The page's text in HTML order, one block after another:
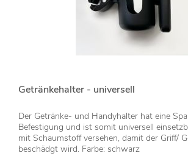
Getränkehalter - universell
Der Getränke- und Handyhalter hat eine
Befestigung und ist somit universell
mit Schaumstoff versehen, damit der Griff/
beschädgt wird. Farbe: schwarz